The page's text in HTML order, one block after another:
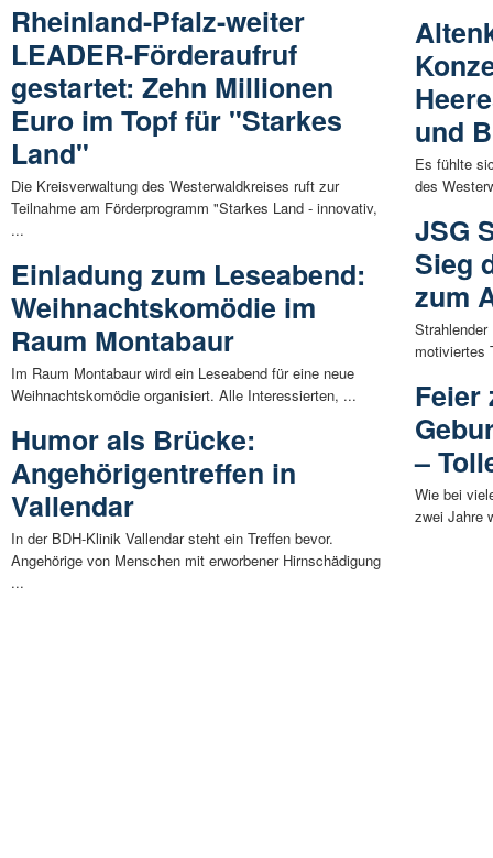
Rheinland-Pfalz-weiter
LEADER-Förderaufruf
gestartet: Zehn Millionen
Euro im Topf für "Starkes
Land"
Die Kreisverwaltung des Westerwaldkreises ruft zur
Teilnahme am Förderprogramm "Starkes Land - innovativ,
...
Einladung zum Leseabend:
Weihnachtskomödie im
Raum Montabaur
Im Raum Montabaur wird ein Leseabend für eine neue
Weihnachtskomödie organisiert. Alle Interessierten, ...
Humor als Brücke:
Angehörigentreffen in
Vallendar
In der BDH-Klinik Vallendar steht ein Treffen bevor.
Angehörige von Menschen mit erworbener Hirnschädigung
...
und
Es fühlte
des
JSG
Sieg
zum
motiviertes
Feier
–
Wie bei
zwei Jahre